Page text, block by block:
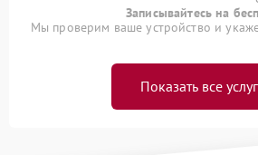
Записывайтесь на
Мы проверим ваше устройство и
Показать все